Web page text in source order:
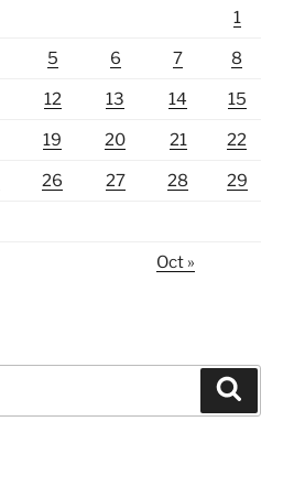
1
5 6 7 8
12 13 14 15
19 20 21 22
26 27 28 29
Oct »